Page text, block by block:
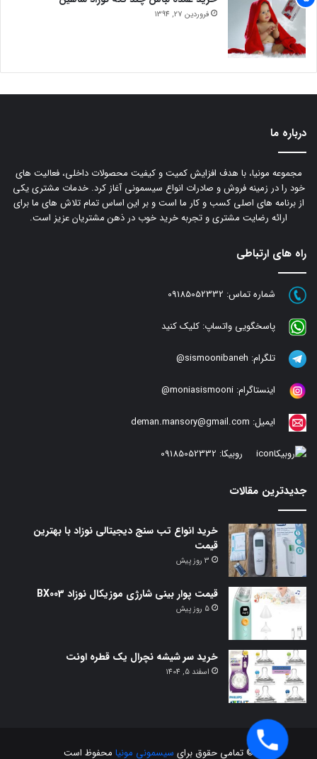
فروردین 27, 1394
درباره ما
مجموعه مونیا، با هدف افزایش کمیت و کیفیت محصولات داخلی، فعالیت های
خود را در زمینه فروش و صادرات انواع سیسمونی آغاز کرد. خدمات مشتری یکی
از برنامه های اصلی کسب و کار ما است و بر این اساس تمام تلاش های ما برای
ارائه رضایت مشتری و تجربه خرید خوب در ذهن مشتریان عزیز است.
راه های ارتباطی
شماره تماس: 09185052332
پاسخگویی واتساپ: کلیک کنید
تلگرام: sismoonibaneh@
اینستاگرام: moniasismooni@
ایمیل: deman.mansory@gmail.com
روبیکا: 09185052332
جدیدترین مقالات
خرید انواع تب سنج دیجیتالی نوزاد با بهترین
قیمت
3 روز پیش
قیمت پوار بینی شارژی موزیکال نوزاد BX003
5 روز پیش
خرید سر شیشه نچرال یک قطره اونت
اسفند 5, 1404
© تمامی حقوق برای سیسمونی مونیا محفوظ است